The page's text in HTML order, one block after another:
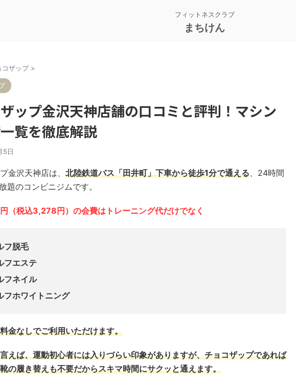
フィットネスクラブ
まちけん
コザップ >
ップ金沢天神店舗の口コミと評判！マシン
覧を徹底解説
5日
金沢天神店は、 北陸鉄道バス「田井町」下車から徒歩1分で通える、24時間
題のコンビニジムです。
（税込3,278円）の会費はトレーニング代だけでなく
フ脱毛
フエステ
フネイル
フホワイトニング
金なしでご利用いただけます。
えば、運動初心者には入りづらい印象がありますが、チョコザップであれば
の履き替えも不要だからスキマ時間にサクッと通えます。